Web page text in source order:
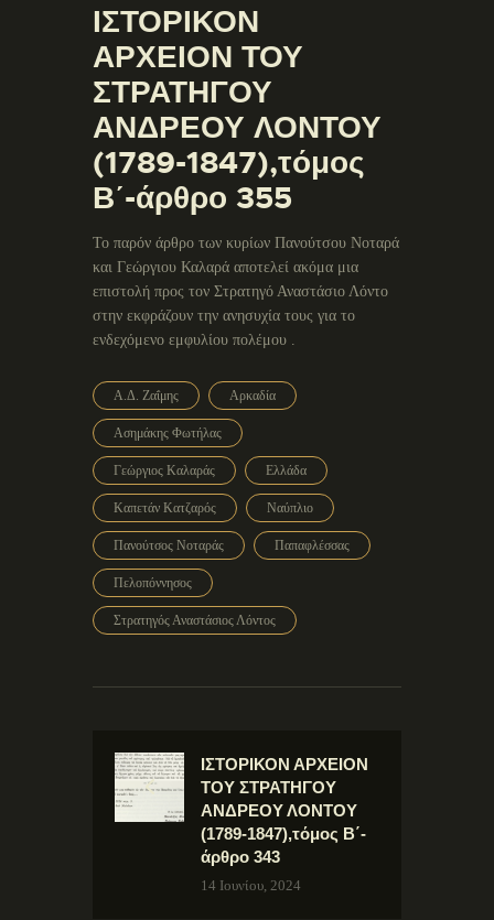
ΙΣΤΟΡΙΚΟΝ
ΑΡΧΕΙΟΝ ΤΟΥ
ΣΤΡΑΤΗΓΟΥ
ΑΝΔΡΕΟΥ ΛΟΝΤΟΥ
(1789-1847),τόμος
Β΄-άρθρο 355
Το παρόν άρθρο των κυρίων Πανούτσου Νοταρά
και Γεώργιου Καλαρά αποτελεί ακόμα μια
επιστολή προς τον Στρατηγό Αναστάσιο Λόντο
στην εκφράζουν την ανησυχία τους για το
ενδεχόμενο εμφυλίου πολέμου .
Α.Δ. Ζαΐμης Αρκαδία
Ασημάκης Φωτήλας
Γεώργιος Καλαράς Ελλάδα
Καπετάν Κατζαρός Ναύπλιο
Πανούτσος Νοταράς Παπαφλέσσας
Πελοπόννησος
Στρατηγός Αναστάσιος Λόντος
ΙΣΤΟΡΙΚΟΝ ΑΡΧΕΙΟΝ
ΤΟΥ ΣΤΡΑΤΗΓΟΥ
ΑΝΔΡΕΟΥ ΛΟΝΤΟΥ
(1789-1847),τόμος Β΄-
άρθρο 343
14 Ιουνίου, 2024